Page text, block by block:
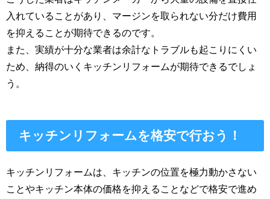
入れていることがあり、マージンを取られない分だけ費用
を抑えることが期待できるのです。
また、実績が十分な業者は余計なトラブルも起こりにくい
ため、納得のいくキッチンリフォームが期待できるでしょ
う。
キッチンリフォームを格安で行おう！
キッチンリフォームは、キッチンの位置を極力動かさない
ことやキッチン本体の価格を抑えることなどで格安で進め